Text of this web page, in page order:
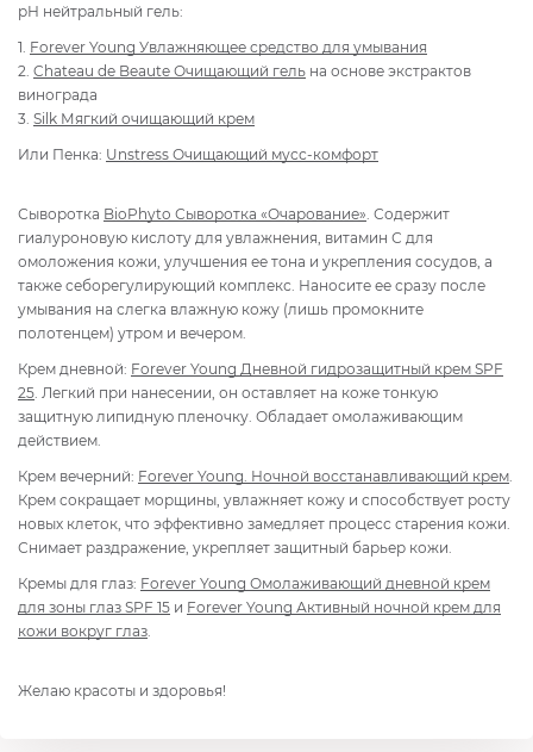
рН нейтральный гель:
1. Forever Young Увлажняющее средство для умывания
2. Chateau de Beaute Очищающий гель на основе экстрактов
винограда
3. Silk Мягкий очищающий крем
Или Пенка: Unstress Очищающий мусс-комфорт
Сыворотка BioPhyto Сыворотка «Очарование» . Содержит
гиалуроновую кислоту для увлажнения, витамин С для
омоложения кожи, улучшения ее тона и укрепления сосудов, а
также себорегулирующий комплекс. Наносите ее сразу после
умывания на слегка влажную кожу (лишь промокните
полотенцем) утром и вечером.
Крем дневной: Forever Young Дневной гидрозащитный крем SPF
25 . Легкий при нанесении, он оставляет на коже тонкую
защитную липидную пленочку. Обладает омолаживающим
действием.
Крем вечерний: Forever Young. Ночной восстанавливающий крем
Крем сокращает морщины, увлажняет кожу и способствует росту
новых клеток, что эффективно замедляет процесс старения кожи.
Снимает раздражение, укрепляет защитный барьер кожи.
Кремы для глаз: Forever Young Омолаживающий дневной крем
для зоны глаз SPF 15 и Forever Young Активный ночной крем для
кожи вокруг глаз
Желаю красоты и здоровья!